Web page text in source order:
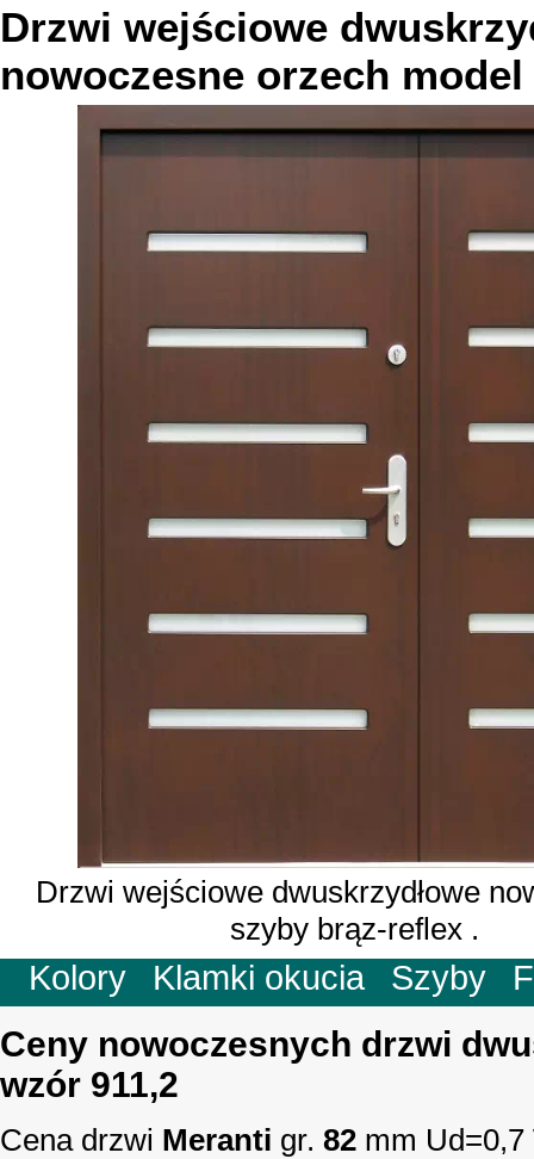
Drzwi wejściowe
nowoczesne orzech model
Drzwi wejściowe dwuskrzydłowe
szyby brąz-reflex .
Szyby
Klamki okucia
Kolory
Ceny nowoczesnych drzwi
wzór 911,2
Cena drzwi Meranti gr. 82 mm Ud=0,7